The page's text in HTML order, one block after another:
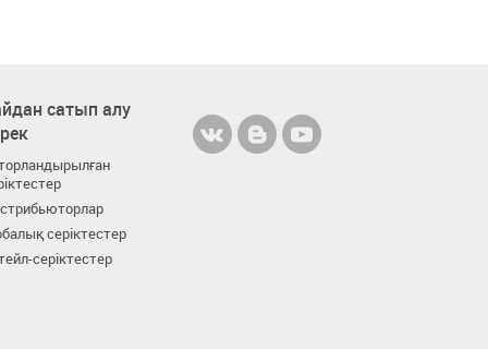
сатып алу
серіктестер
серіктестер